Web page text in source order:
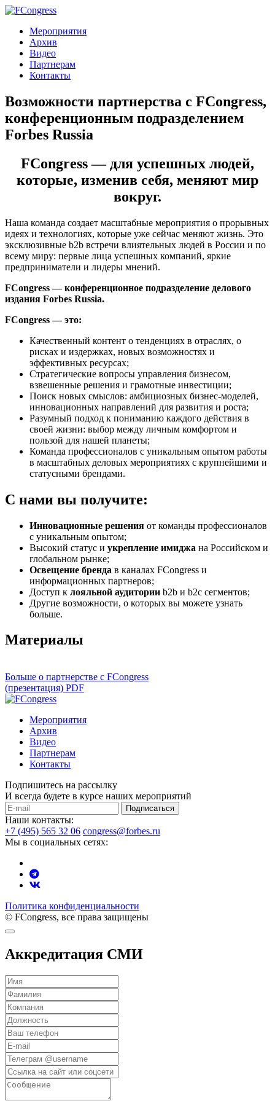
Мероприятия
Архив
Видео
Партнерам
Контакты
Возможности партнерства с FCongress,
конференционным подразделением
Forbes Russia​
FCongress — для успешных людей,
которые, изменив себя, меняют мир
вокруг.
Наша команда создает масштабные мероприятия о прорывных
идеях и технологиях, которые уже сейчас меняют жизнь. Это
эксклюзивные b2b встречи влиятельных людей в России и по
всему миру: первые лица успешных компаний, яркие
предприниматели и лидеры мнений.
FCongress — конференционное подразделение делового
издания Forbes Russia.
FCongress — это:
Качественный контент о тенденциях в отраслях, о
рисках и издержках, новых возможностях и
эффективных ресурсах;
Стратегические вопросы управления бизнесом,
взвешенные решения и грамотные инвестиции;
Поиск новых смыслов: амбициозных бизнес-моделей,
инновационных направлений для развития и роста;
Разумный подход к пониманию каждого действия в
своей жизни: выбор между личным комфортом и
пользой для нашей планеты;
Команда профессионалов с уникальным опытом работы
в масштабных деловых мероприятиях с крупнейшими и
статусными брендами.
С нами вы получите:
Инновационные решения от команды профессионалов
с уникальным опытом;
Высокий статус и укрепление имиджа на Российском и
глобальном рынке;
Освещение бренда в каналах FCongress и
информационных партнеров;
Доступ к лояльной аудитории b2b и b2c сегментов;
Другие возможности, о которых вы можете узнать
больше.
Материалы
Больше о партнерстве с FCongress
(презентация) PDF
Мероприятия
Архив
Видео
Партнерам
Контакты
Подпишитесь на рассылку
И всегда будете в курсе наших мероприятий
Подписаться
Наши контакты:
+7 (495) 565 32 06 congress@forbes.ru
Мы в социальных сетях:
Политика конфиденциальности
© FCongress, все права защищены
Аккредитация СМИ